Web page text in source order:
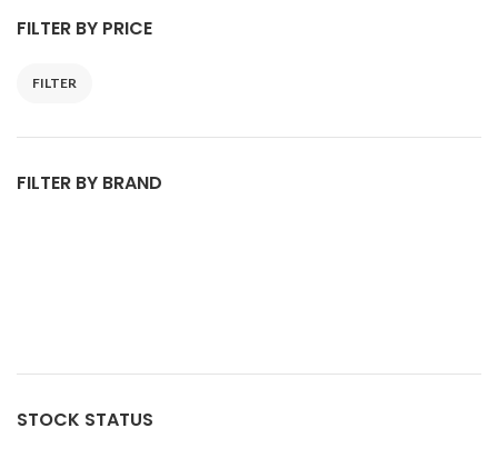
FILTER BY PRICE
FILTER
FILTER BY BRAND
STOCK STATUS